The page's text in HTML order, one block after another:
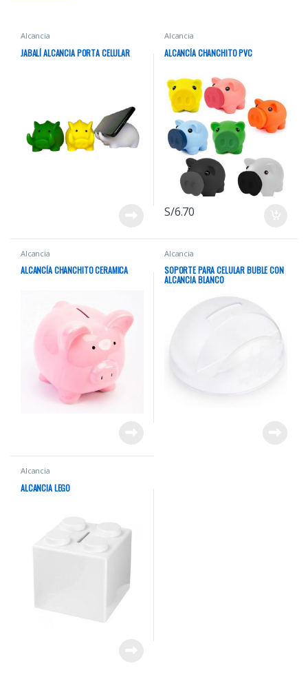
Alcancia
JABALÍ ALCANCIA PORTA CELULAR
Alcancia
ALCANCÍA CHANCHITO PVC
S/6.70
Alcancia
ALCANCÍA CHANCHITO CERAMICA
Alcancia
SOPORTE PARA CELULAR BUBLE CON
ALCANCIA BLANCO
Alcancia
ALCANCIA LEGO